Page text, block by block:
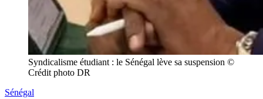
Syndicalisme étudiant : le Sénégal lève sa suspension ©
Crédit photo DR
Sénégal